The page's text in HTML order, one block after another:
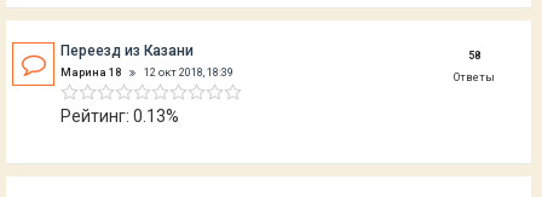
Переезд из Казани
Марина 18 12 окт 2018, 18:39
Рейтинг: 0.13%
58
Ответы